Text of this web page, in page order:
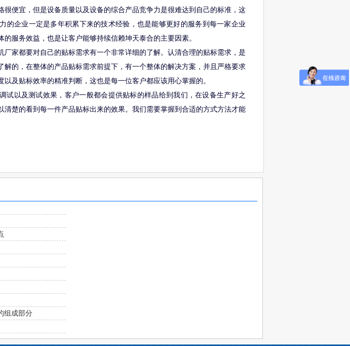
很便宜，但是设备质量以及设备的综合产品竞争力是很难达到自己的标准，这
的企业一定是多年积累下来的技术经验，也是能够更好的服务到每一家企业
服务效益，也是让客户能够持续信赖坤天泰合的主要因素。
厂家都要对自己的贴标需求有一个非常详细的了解。认清合理的贴标需求，是
解的，在整体的产品贴标需求前提下，有一个整体的解决方案，并且严格要求
及贴标效率的精准判断，这也是每一位客户都应该用心掌握的。
试以及测试效果，客户一般都会提供贴标的样品给到我们，在设备生产好之
清楚的看到每一件产品贴标出来的效果。我们需要掌握到合适的方式方法才能
组成部分